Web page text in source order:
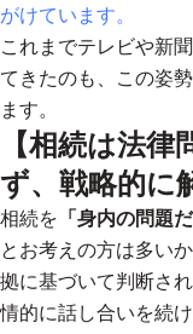
がけています。
これまでテレビや新
てきたのも、この姿
ます。
【相続は法
ず、戦略的に
相続を 「身内の問題
とお考えの方は多い
拠に基づいて判断さ
情的に話し合いを続